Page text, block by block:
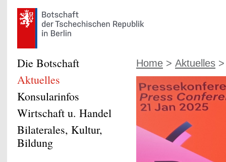
Home > Aktuelles
Die Botschaft
Aktuelles
Konsularinfos
Wirtschaft u. Handel
Bilaterales, Kultur,
Bildung